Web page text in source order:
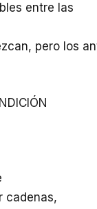
entre las
, pero los
cadenas,